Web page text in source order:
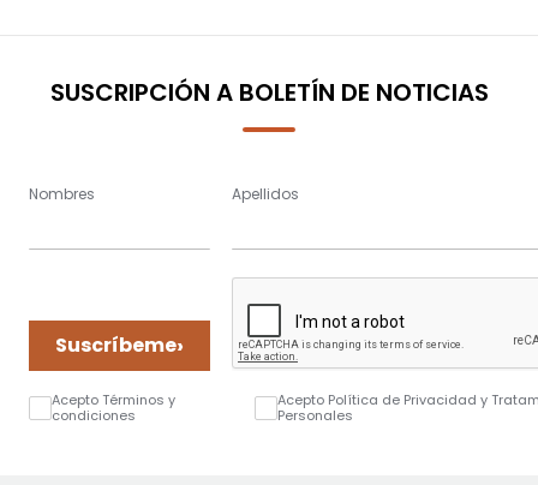
SUSCRIPCIÓN A BOLETÍN DE NOTICIAS
Nombres Apellidos
Suscríbeme›
Acepto Términos y
condiciones
Acepto Política de Privacidad y
Personales